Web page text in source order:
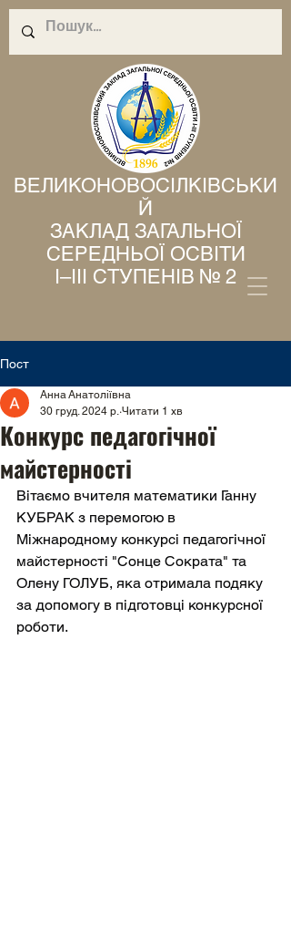
ВЕЛИКОНОВОСІЛКІВСЬКИ
Й
ЗАКЛАД ЗАГАЛЬНОЇ
СЕРЕДНЬОЇ ОСВІТИ
І–ІІІ СТУПЕНІВ № 2
Пост
Конкурс педагогічної
майстерності
Анна Анатоліївна
30 груд. 2024 р. Читати 1 хв
Вітаємо вчителя математики Ганну
КУБРАК з перемогою в
Міжнародному конкурсі педагогічної
майстерності "Сонце Сократа" та
Олену ГОЛУБ, яка отримала подяку
за допомогу в підготовці конкурсної
роботи.